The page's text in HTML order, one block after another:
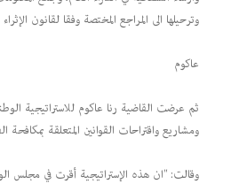
وترحيلها الى المراجع المختصة وفقا لقانون
عاكوم
ثم عرضت القاضية رنا عاكوم للاستراتيجية
ومشاريع واقتراحات القوانين المتعلقة بمكافحة